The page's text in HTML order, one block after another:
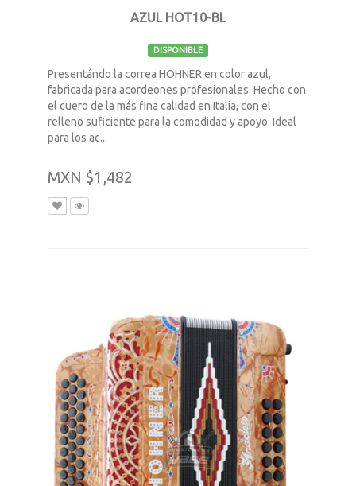
AZUL HOT10-BL
DISPONIBLE
Presentándo la correa HOHNER en color azul,
fabricada para acordeones profesionales. Hecho con
el cuero de la más fina calidad en Italia, con el
relleno suficiente para la comodidad y apoyo. Ideal
para los ac...
MXN $1,482